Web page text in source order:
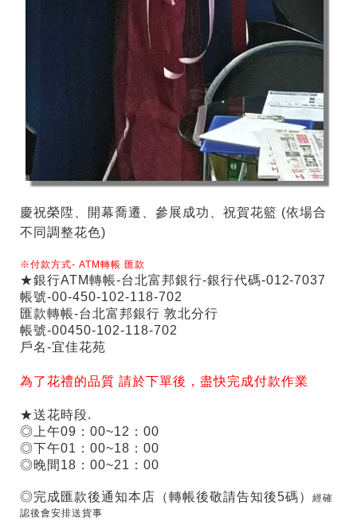
慶祝榮陞、開幕喬遷、參展成功、祝賀花籃 (依場合
不同調整花色)
※付款方式-ATM轉帳 匯款
★銀行ATM轉帳-台北富邦銀行-銀行代碼-012-7037
帳號-00-450-102-118-702
匯款轉帳-台北富邦銀行 敦北分行
帳號-00450-102-118-702
戶名-宜佳花苑
為了花禮的品質 請於下單後，盡快完成付款作業
★送花時段.
◎上午09：00~12：00
◎下午01：00~18：00
◎晚間18：00~21：00
◎完成匯款後通知本店（轉帳後敬請告知後5碼）
經確
認後會安排送貨事